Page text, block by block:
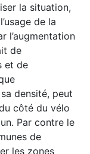
la situation,
de la
l’augmentation
de
et de
densité, peut
côté du vélo
Par contre le
de
les zones